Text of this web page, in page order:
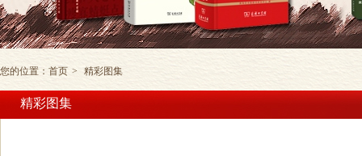
您的位置： 首页 > 精彩图集
精彩图集